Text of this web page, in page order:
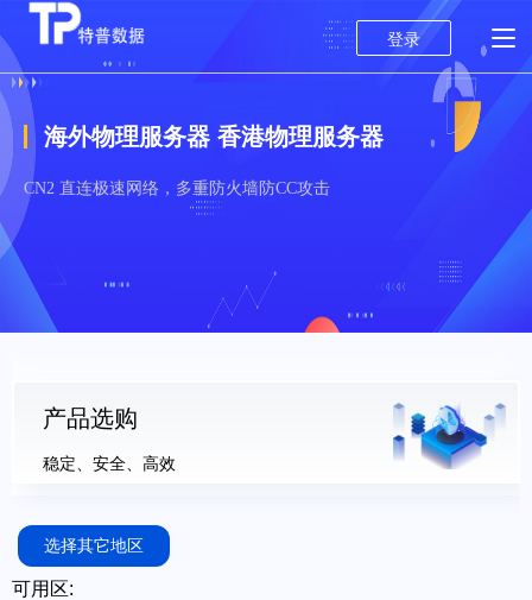
登录
海外物理服务器 香港物理服务器
CN2 直连极速网络，多重防火墙防CC攻击
产品选购
稳定、安全、高效
选择其它地区
可用区: